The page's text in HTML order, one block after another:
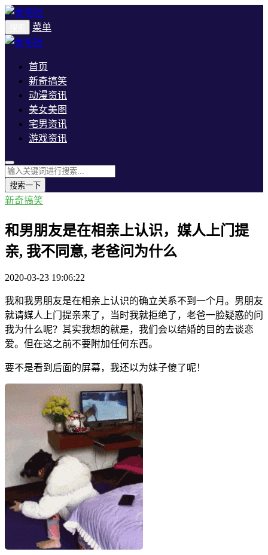
菜单
首页
新奇搞笑
动漫资讯
美女美图
宅男资讯
游戏资讯
搜索一下
新奇搞笑
和男朋友是在相亲上认识，媒人上门提
亲, 我不同意, 老爸问为什么
2020-03-23 19:06:22
我和我男朋友是在相亲上认识的确立关系不到一个月。男朋友
就请媒人上门提亲来了，当时我就拒绝了，老爸一脸疑惑的问
我为什么呢？其实我想的就是，我们会以结婚的目的去谈恋
爱。但在这之前不要附加任何东西。
要不是看到后面的屏幕，我还以为妹子傻了呢！